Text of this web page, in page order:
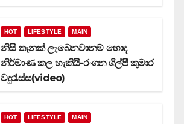
HOT LIFESTYLE MAIN
නිසි තැනක් ලැබෙනවානම් හොද
නිර්මාණ කල හැකියි-රංගන ශිල්පී කුමාර
වදුරැස්ස(video)
HOT LIFESTYLE MAIN